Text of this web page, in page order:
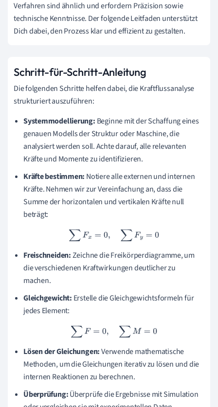
Verfahren sind ähnlich und erfordern Präzision sowie
technische Kenntnisse. Der folgende Leitfaden unterstützt
Dich dabei, den Prozess klar und effizient zu gestalten.
Schritt-für-Schritt-Anleitung
Die folgenden Schritte helfen dabei, die Kraftflussanalyse
strukturiert auszuführen:
Systemmodellierung: Beginne mit der Schaffung eines
genauen Modells der Struktur oder Maschine, die
analysiert werden soll. Achte darauf, alle relevanten
Kräfte und Momente zu identifizieren.
Kräfte bestimmen: Notiere alle externen und internen
Kräfte. Nehmen wir zur Vereinfachung an, dass die
Summe der horizontalen und vertikalen Kräfte null
beträgt:
∑F x=0 Fy= 0
Freischneiden:Zeichne die Freikörperdiagramme, um
die verschiedenen Kraftwirkungen deutlicher zu
machen.
Gleichgewicht: Erstelle die Gleichgewichtsformeln für
jedes Element:
∑ F=0 M= 0
Lösen der Gleichungen:Verwende mathematische
Methoden, um die Gleichungen iterativ zu lösen und die
internen Reaktionen zu berechnen.
Überprüfung:Überprüfe die Ergebnisse mit Simulation